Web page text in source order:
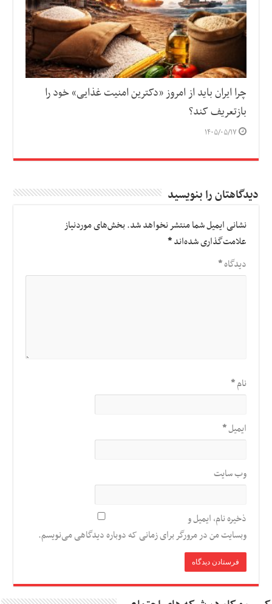
چرا ایران باید از امروز «دکترین امنیت غذایی» خود را
بازتعریف کند؟
۱۴۰۵/۰۵/۱۷
دیدگاهتان را بنویسید
نشانی ایمیل شما منتشر نخواهد شد.بخش‌های موردنیاز
علامت‌گذاری شده‌اند*
دیدگاه*
نام*
ایمیل*
وب‌ سایت
ذخیره نام، ایمیل و
وبسایت من در مرورگر برای زمانی که دوباره دیدگاهی می‌نویسم.